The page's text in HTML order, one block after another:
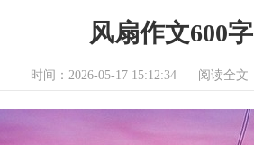
风扇作文600字
时间：2026-05-17 15:12:34 阅读全文